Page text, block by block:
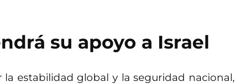
su apoyo a Israel
estabilidad global y la seguridad nacional,